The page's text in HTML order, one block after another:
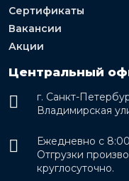
Сертификаты
Вакансии
Акции
Центральный
г. Санкт-
Владимирская
Ежедневно с
Отгрузки
круглосуточно.